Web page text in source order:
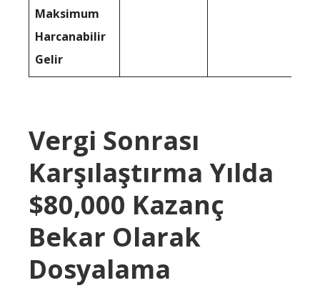
Maksimum
Harcanabilir
Gelir
Vergi Sonrası
Karşılaştırma Yılda
$80,000 Kazanç
Bekar Olarak
Dosyalama